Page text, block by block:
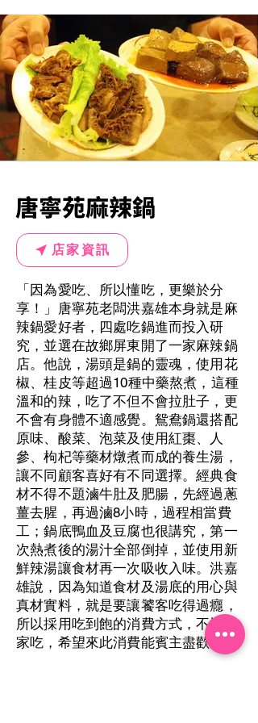
唐寧苑麻辣鍋
店家資訊
「因為愛吃、所以懂吃，更樂於分
享！」唐寧苑老闆洪嘉雄本身就是麻
辣鍋愛好者，四處吃鍋進而投入研
究，並選在故鄉屏東開了一家麻辣鍋
店。他說，湯頭是鍋的靈魂，使用花
椒、桂皮等超過10種中藥熬煮，這種
溫和的辣，吃了不但不會拉肚子，更
不會有身體不適感覺。鴛鴦鍋還搭配
原味、酸菜、泡菜及使用紅棗、人
參、枸杞等藥材燉煮而成的養生湯，
讓不同顧客喜好有不同選擇。經典食
材不得不題滷牛肚及肥腸，先經過蔥
薑去腥，再過滷8小時，過程相當費
工；鍋底鴨血及豆腐也很講究，第一
次熱煮後的湯汁全部倒掉，並使用新
鮮辣湯讓食材再一次吸收入味。洪嘉
雄說，因為知道食材及湯底的用心與
真材實料，就是要讓饕客吃得過癮，
所以採用吃到飽的消費方式，不怕大
家吃，希望來此消費能賓主盡歡。